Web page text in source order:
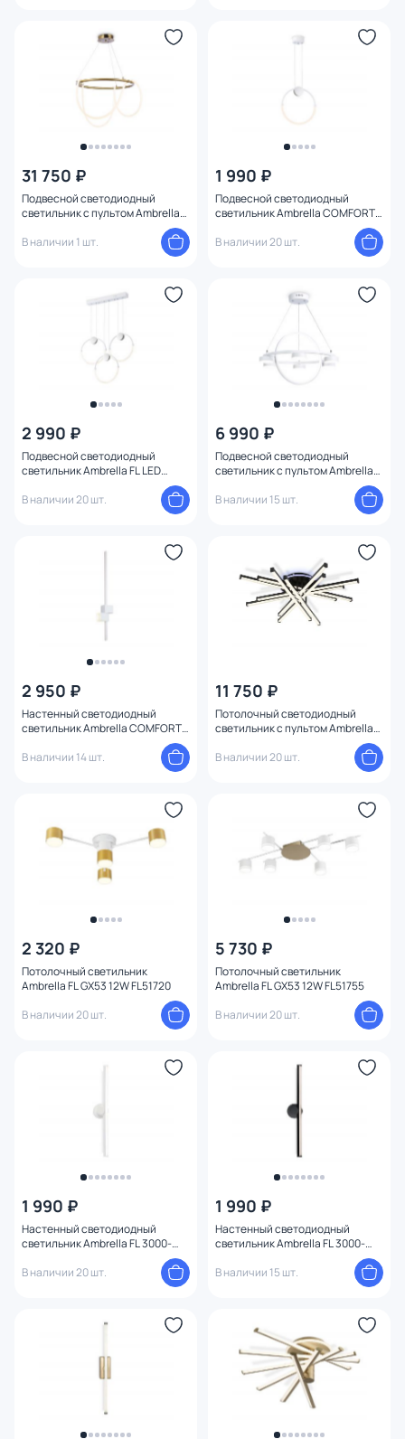
31 750 ₽
Подвесной светодиодный
светильник с пультом Ambrella
FL LED 3000К (теплый) FL10503
В наличии 1 шт.
1 990 ₽
Подвесной светодиодный
светильник Ambrella COMFORT
В наличии 20 шт.
2 990 ₽
Подвесной светодиодный
светильник Ambrella FL LED
В наличии 20 шт.
6 990 ₽
Подвесной светодиодный
светильник с пультом Ambrella
FL LED 3000К (теплый) FL51772
В наличии 15 шт.
2 950 ₽
Настенный светодиодный
светильник Ambrella COMFORT
В наличии 14 шт.
11 750 ₽
Потолочный светодиодный
светильник с пультом Ambrella
В наличии 20 шт.
2 320 ₽
Потолочный светильник
Ambrella FL GX53 12W FL51720
В наличии 20 шт.
5 730 ₽
Потолочный светильник
Ambrella FL GX53 12W FL51755
В наличии 20 шт.
1 990 ₽
Настенный светодиодный
светильник Ambrella FL 3000-
В наличии 20 шт.
1 990 ₽
Настенный светодиодный
светильник Ambrella FL 3000-
В наличии 15 шт.